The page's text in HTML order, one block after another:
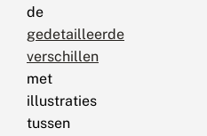
de
gedetailleerde
verschillen
met
illustraties
tussen